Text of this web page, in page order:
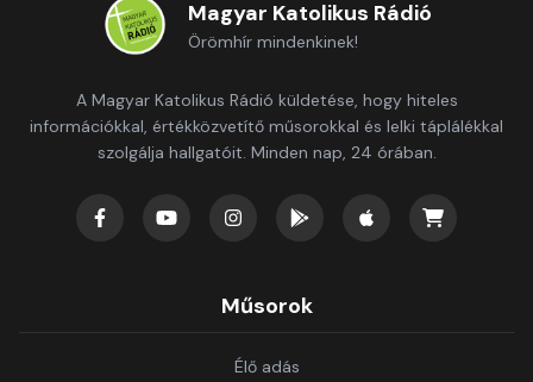
Magyar Katolikus Rádió
Örömhír mindenkinek!
A Magyar Katolikus Rádió küldetése, hogy hiteles
információkkal, értékközvetítő műsorokkal és lelki táplálékkal
szolgálja hallgatóit. Minden nap, 24 órában.
Műsorok
Élő adás